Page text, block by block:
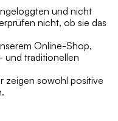
und nicht
nicht, ob sie das
Online-Shop,
und traditionellen
zeigen sowohl positive